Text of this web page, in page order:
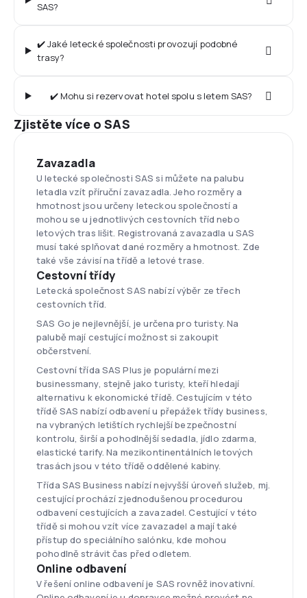
SAS?
✔️ Jaké letecké společnosti provozují podobné
trasy?
✔️ Mohu si rezervovat hotel spolu s letem SAS?
Zjistěte více o SAS
Zavazadla
U letecké společnosti SAS si můžete na palubu
letadla vzít příruční zavazadla. Jeho rozměry a
hmotnost jsou určeny leteckou společností a
mohou se u jednotlivých cestovních tříd nebo
letových tras lišit. Registrovaná zavazadla u SAS
musí také splňovat dané rozměry a hmotnost. Zde
také vše závisí na třídě a letové trase.
Cestovní třídy
Letecká společnost SAS nabízí výběr ze třech
cestovních tříd.
SAS Go je nejlevnější, je určena pro turisty. Na
palubě mají cestující možnost si zakoupit
občerstvení.
Cestovní třída SAS Plus je populární mezi
businessmany, stejně jako turisty, kteří hledají
alternativu k ekonomické třídě. Cestujícím v této
třídě SAS nabízí odbavení u přepážek třídy business,
na vybraných letištích rychlejší bezpečnostní
kontrolu, širší a pohodlnější sedadla, jídlo zdarma,
elastické tarify. Na mezikontinentálních letových
trasách jsou v této třídě oddělené kabiny.
Třída SAS Business nabízí nejvyšší úroveň služeb, mj.
cestující prochází zjednodušenou procedurou
odbavení cestujících a zavazadel. Cestující v této
třídě si mohou vzít více zavazadel a mají také
přístup do speciálního salónku, kde mohou
pohodlně strávit čas před odletem.
Online odbavení
V řešení online odbavení je SAS rovněž inovativní.